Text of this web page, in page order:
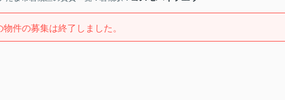
物件の募集は終了しました。